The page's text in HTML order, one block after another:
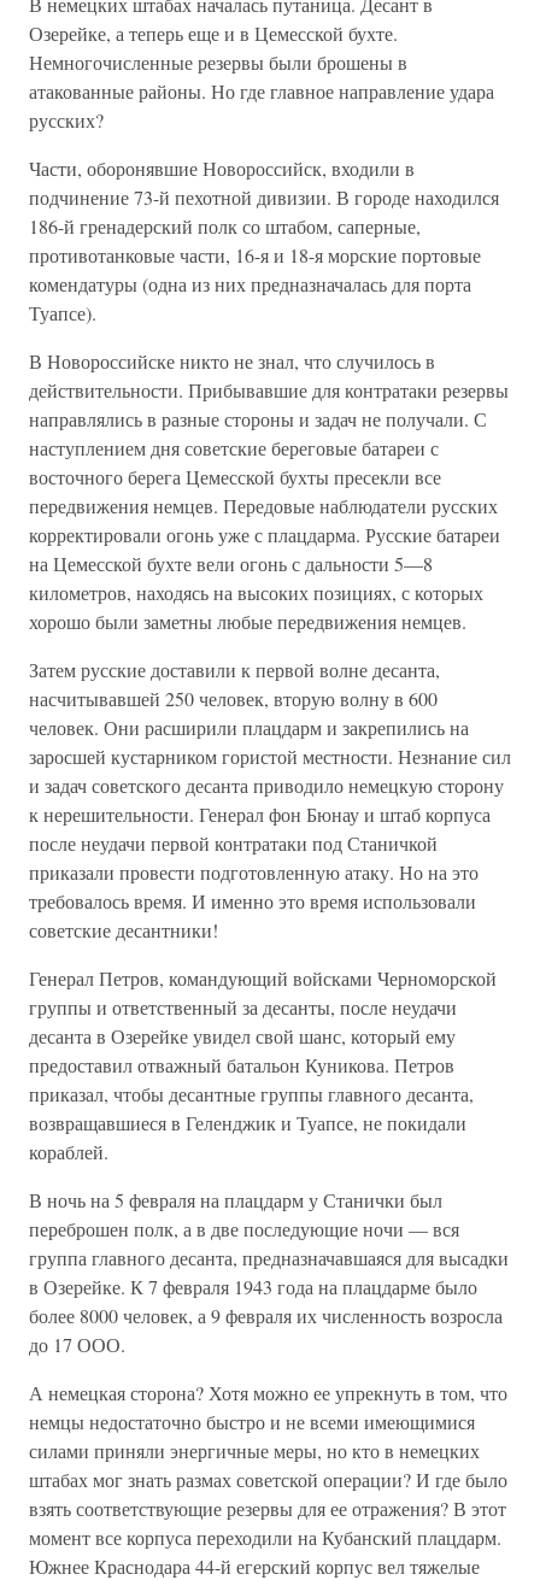
Озерейке, а теперь еще и в Цемесской бухте.
Немногочисленные резервы были брошены в
атакованные районы. Но где главное направление удара
русских?
Части, оборонявшие Новороссийск, входили в
подчинение 73-й пехотной дивизии. В городе находился
186-й гренадерский полк со штабом, саперные,
противотанковые части, 16-я и 18-я морские портовые
комендатуры (одна из них предназначалась для порта
Туапсе).
В Новороссийске никто не знал, что случилось в
действительности. Прибывавшие для контратаки резервы
направлялись в разные стороны и задач не получали. С
наступлением дня советские береговые батареи с
восточного берега Цемесской бухты пресекли все
передвижения немцев. Передовые наблюдатели русских
корректировали огонь уже с плацдарма. Русские батареи
на Цемесской бухте вели огонь с дальности 5—8
километров, находясь на высоких позициях, с которых
хорошо были заметны любые передвижения немцев.
Затем русские доставили к первой волне десанта,
насчитывавшей 250 человек, вторую волну в 600
человек. Они расширили плацдарм и закрепились на
заросшей кустарником гористой местности. Незнание сил
и задач советского десанта приводило немецкую сторону
к нерешительности. Генерал фон Бюнау и штаб корпуса
после неудачи первой контратаки под Станичкой
приказали провести подготовленную атаку. Но на это
требовалось время. И именно это время использовали
советские десантники!
Генерал Петров, командующий войсками Черноморской
группы и ответственный за десанты, после неудачи
десанта в Озерейке увидел свой шанс, который ему
предоставил отважный батальон Куникова. Петров
приказал, чтобы десантные группы главного десанта,
возвращавшиеся в Геленджик и Туапсе, не покидали
кораблей.
В ночь на 5 февраля на плацдарм у Станички был
переброшен полк, а в две последующие ночи — вся
группа главного десанта, предназначавшаяся для высадки
в Озерейке. К 7 февраля 1943 года на плацдарме было
более 8000 человек, а 9 февраля их численность возросла
до 17 ООО.
А немецкая сторона? Хотя можно ее упрекнуть в том, что
немцы недостаточно быстро и не всеми имеющимися
силами приняли энергичные меры, но кто в немецких
штабах мог знать размах советской операции? И где было
взять соответствующие резервы для ее отражения? В этот
момент все корпуса переходили на Кубанский плацдарм.
Южнее Краснодара 44-й егерский корпус вел тяжелые